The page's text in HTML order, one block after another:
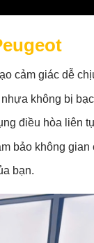
cảm giác dễ
không bị
điều hòa liên
bảo không gian
bạn.